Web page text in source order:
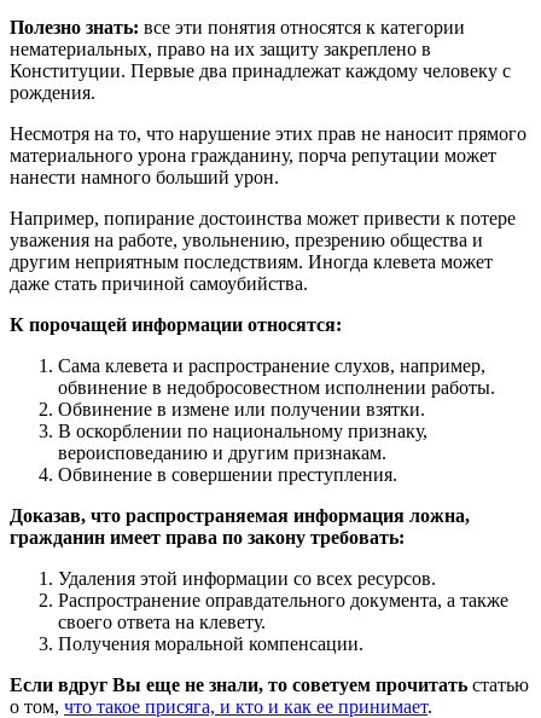
Полезно знать: все эти понятия относятся к категории
нематериальных, право на их защиту закреплено в
Конституции. Первые два принадлежат каждому человеку с
рождения.
Несмотря на то, что нарушение этих прав не наносит прямого
материального урона гражданину, порча репутации может
нанести намного больший урон.
Например, попирание достоинства может привести к потере
уважения на работе, увольнению, презрению общества и
другим неприятным последствиям. Иногда клевета может
даже стать причиной самоубийства.
К порочащей информации относятся:
Сама клевета и распространение слухов, например,
обвинение в недобросовестном исполнении работы.
Обвинение в измене или получении взятки.
В оскорблении по национальному признаку,
вероисповеданию и другим признакам.
Обвинение в совершении преступления.
Доказав, что распространяемая информация ложна,
гражданин имеет права по закону требовать:
Удаления этой информации со всех ресурсов.
Распространение оправдательного документа, а также
своего ответа на клевету.
Получения моральной компенсации.
Если вдруг Вы еще не знали, то советуем прочитать статью
о том, что такое присяга, и кто и как ее принимает.